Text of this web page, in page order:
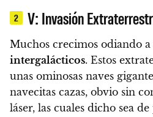
2 V: Invasión
Muchos crecimos odiando a
intergalácticos. Estos
unas ominosas naves
navecitas cazas, obvio sin
láser, las cuales dicho sea de